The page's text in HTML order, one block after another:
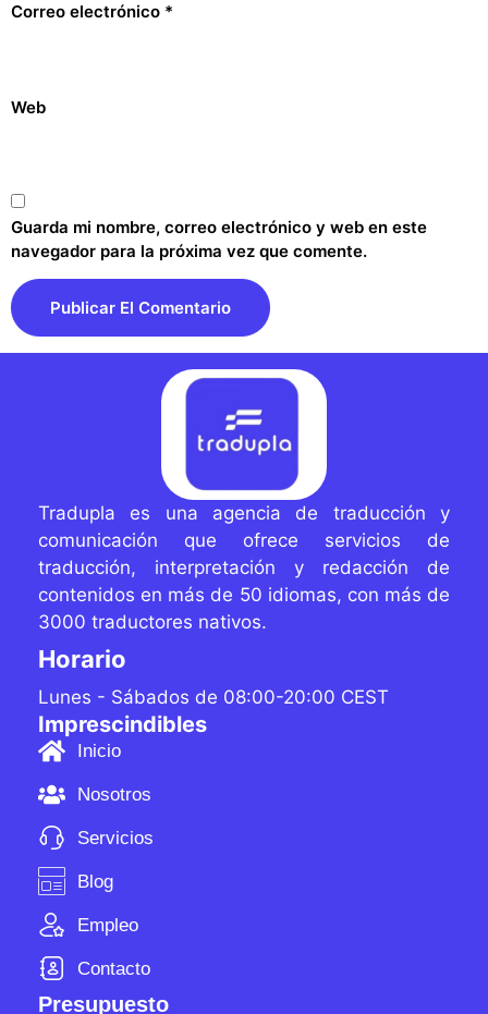
Correo electrónico *
Web
Guarda mi nombre, correo electrónico y web en este
navegador para la próxima vez que comente.
Tradupla es una agencia de traducción y
comunicación que ofrece servicios de
traducción, interpretación y redacción de
contenidos en más de 50 idiomas, con más de
3000 traductores nativos.
Horario
Lunes - Sábados de 08:00-20:00 CEST
Imprescindibles
Inicio
Nosotros
Servicios
Blog
Empleo
Contacto
Presupuesto